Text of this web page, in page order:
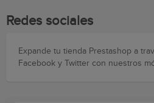
Redes sociales
Expande tu tienda Prestashop a
Facebook y Twitter con nuestros